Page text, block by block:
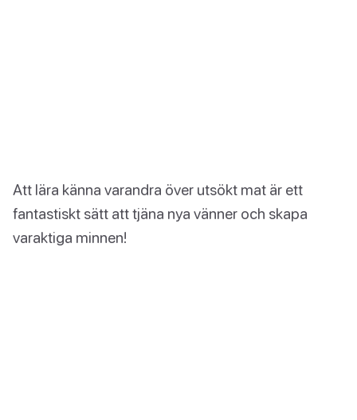
Att lära känna varandra över utsökt mat är ett
fantastiskt sätt att tjäna nya vänner och skapa
varaktiga minnen!